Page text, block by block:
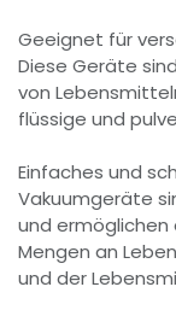
Geeignet für
Diese Geräte
von
flüssige und
Einfaches und
Vakuumgeräte
und ermöglichen
Mengen an
und der